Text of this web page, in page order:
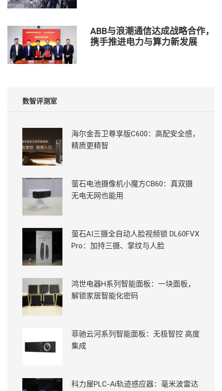
ABB与浪潮通信达成战略合作，
携手推进电力与算力新发展
数智评测室
海尔金吾卫尊享版C600：高配安全感，
精质更精智
萤石电池摄像机小魔方CB60：真双摄
无电无网也能用
萤石AI三摄全自动人脸视频锁 DL60FVX
Pro：加持三摄、掌纹与人脸
鸿世电器H系列智能面板：一块面板，
解锁家居智能化密码
菲驰云河系列智能面板：无极智控 高度
集成
科力屋PLC-Ai轨迹感应器：毫米波雷达